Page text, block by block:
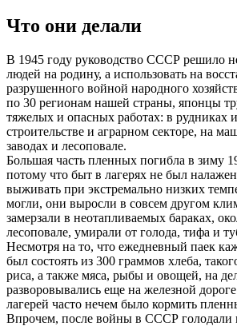
Что они делали
В 1945 году руководство СССР решило
людей на родину, а использовать на
разрушенного войной народного
по 30 регионам нашей страны, японцы
тяжелых и опасных работах: в рудниках
строительстве и аграрном секторе, на
заводах и лесоповале.
Большая часть пленных погибла в зиму
потому что быт в лагерях не был
выживать при экстремально низких
могли, они выросли в совсем другом
замерзали в неотапливаемых бараках,
лесоповале, умирали от голода, тифа и
Несмотря на то, что ежедневный паек
был состоять из 300 граммов хлеба,
риса, а также мяса, рыбы и овощей, на
разворовывались еще на железной
лагерей часто нечем было кормить
Впрочем, после войны в СССР голодали